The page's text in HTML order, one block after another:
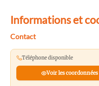
Informations et
Contact
Téléphone disponible
Voir les coordonnées